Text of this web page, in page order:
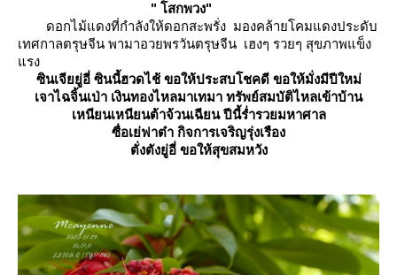
" โสกพวง"
ดอกไม้แดงที่กำลังให้ดอกสะพรั่ง มองคล้ายโคมแดงประดับ
เทศกาลตรุษจีน พามาอวยพรวันตรุษจีน เฮงๆ รวยๆ สุขภาพแข็ง
รง
ซินเจียยู่อี่ ซินนี้ฮวดไช้ ขอให้ประสบโชคดี ขอให้มั่งมีปีใหม่
เจาไฉจิ้นเป่า เงินทองไหลมาเทมา ทรัพย์สมบัติไหลเข้าบ้าน
เหนียนเหนียนต้าจ้วนเฉียน ปีนี้ร่ำรวยมหาศาล
ซื่อเย่ฟาต๋า กิจการเจริญรุ่งเรือง
ตั่งตังยู่อี่ ขอให้สุขสมหวัง